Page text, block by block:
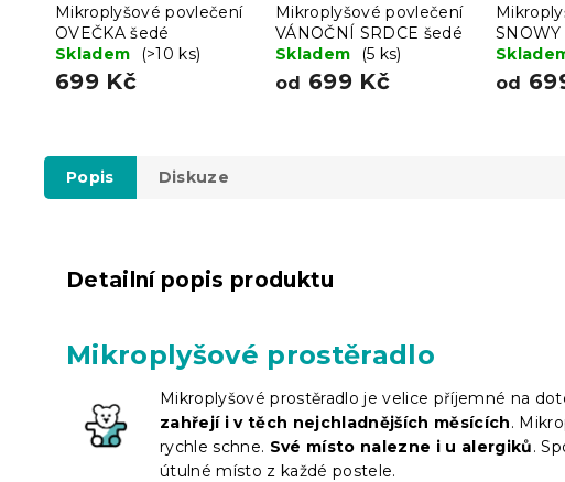
Mikroplyšové povlečení
OVEČKA šedé
Skladem
(>10 ks)
699 Kč
Mikroplyšové povlečení
VÁNOČNÍ SRDCE šedé
Skladem
(5 ks)
od 699 Kč
SNOWY
od
Popis Diskuze
Detailní popis produktu
Mikroplyšové prostěradlo
Mikroplyšové prostěradlo je velice příjemné na
zahřejí i v těch nejchladnějších měsících.
rychle schne. Své místo nalezne i u alergiků.
útulné místo z každé postele.